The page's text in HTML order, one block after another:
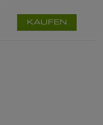
KAUFEN